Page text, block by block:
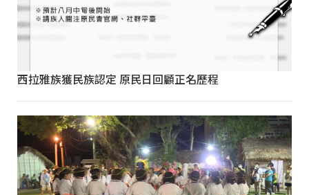
西拉雅族獲民族認定 原民日回顧正名歷程